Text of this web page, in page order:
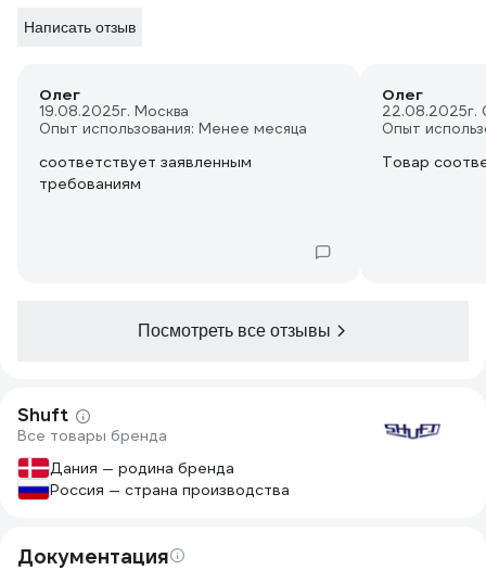
Написать отзыв
Олег
19.08.2025г. Москва
Опыт использования: Менее месяца
соответствует заявленным
требованиям
Олег
22.08.2025г.
Опыт
Товар
Посмотреть все отзывы
Shuft
Все товары бренда
Дания — родина бренда
Россия — страна производства
Документация